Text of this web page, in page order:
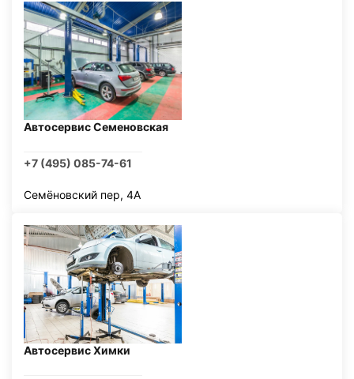
Автосервис Семеновская
+7 (495) 085-74-61
Семёновский пер, 4А
Автосервис Химки